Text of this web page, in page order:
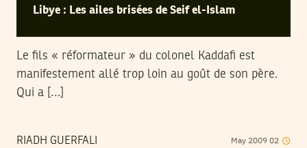
Libye : Les ailes brisées de Seif el-Islam
Le fils « réformateur » du colonel Kaddafi est
manifestement allé trop loin au goût de son père.
Qui a […]
RIADH GUERFALI 02
May 2009